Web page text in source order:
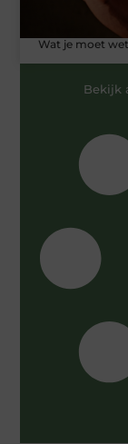
Wat je moet
Bekijk